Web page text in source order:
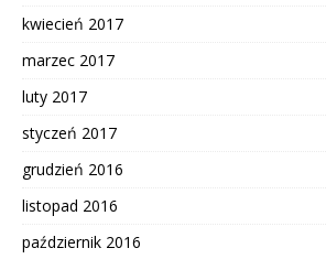
kwiecień 2017
marzec 2017
luty 2017
styczeń 2017
grudzień 2016
listopad 2016
październik 2016